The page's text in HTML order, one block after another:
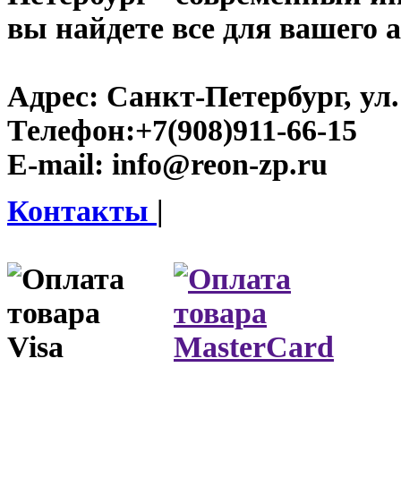
вы найдете все для вашего
Адрес: Санкт-Петербург,
Телефон:+7(908)911-66-15
E-mail: info@reon-zp.ru
Контакты |